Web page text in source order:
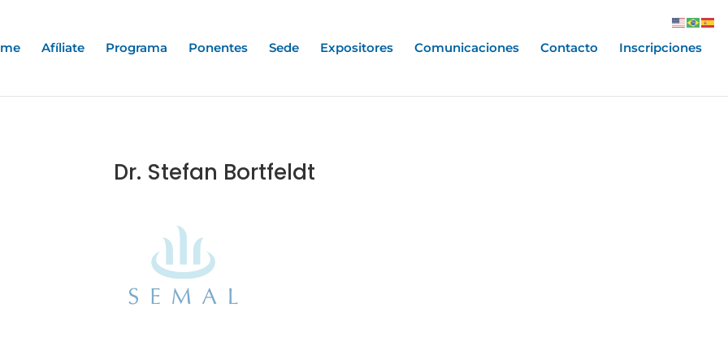
Afíliate Programa Ponentes Sede Expositores Comunicaciones Contacto Inscripciones
Dr. Stefan Bortfeldt